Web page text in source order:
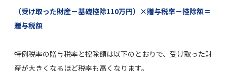
（受け取った財産－基礎控除110万円）×贈与税率－控除額＝
贈与税額
特例税率の贈与税率と控除額は以下のとおりで、受け取った財
産が大きくなるほど税率も高くなります。